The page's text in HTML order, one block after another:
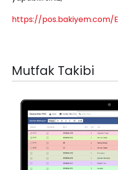
https://pos.bakiyem.com/
Mutfak Takibi